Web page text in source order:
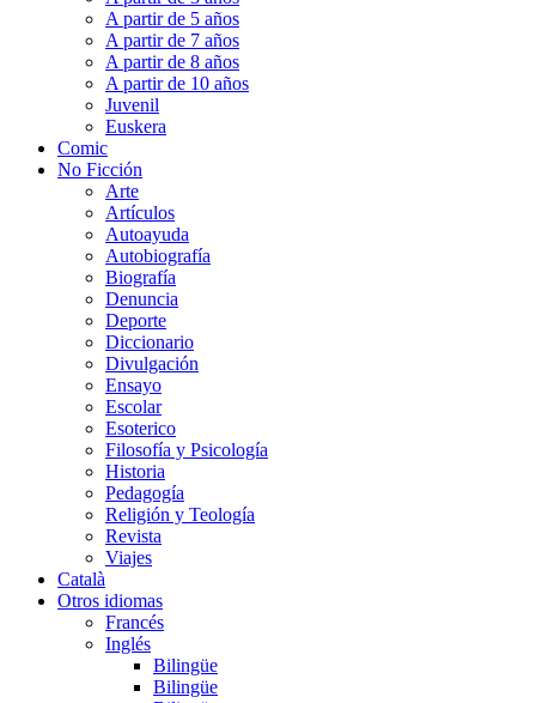
A partir de 5 años
A partir de 7 años
A partir de 8 años
A partir de 10 años
Juvenil
Euskera
Comic
No Ficción
Arte
Artículos
Autoayuda
Autobiografía
Biografía
Denuncia
Deporte
Diccionario
Divulgación
Ensayo
Escolar
Esoterico
Filosofía y Psicología
Historia
Pedagogía
Religión y Teología
Revista
Viajes
Català
Otros idiomas
Francés
Inglés
Bilingüe
Bilingüe